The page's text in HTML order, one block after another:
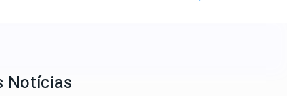
Notícias